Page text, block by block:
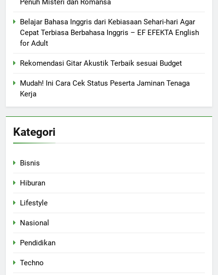
Penuh Misteri dan Romansa
Belajar Bahasa Inggris dari Kebiasaan Sehari-hari Agar
Cepat Terbiasa Berbahasa Inggris – EF EFEKTA English
for Adult
Rekomendasi Gitar Akustik Terbaik sesuai Budget
Mudah! Ini Cara Cek Status Peserta Jaminan Tenaga
Kerja
Kategori
Bisnis
Hiburan
Lifestyle
Nasional
Pendidikan
Techno